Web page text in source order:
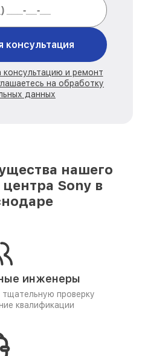
консультация
консультацию и ремонт
на обработку
данных
нашего
Sony в
инженеры
проверку
квалификации